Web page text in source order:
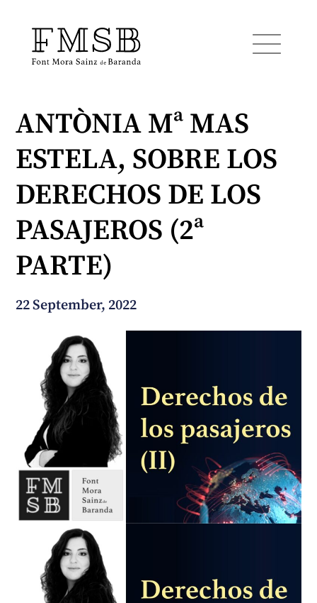
Home
Font Mora Sainz de Baranda
Services
Blog and news
How can we help you?
ANTÒNIA Mª MAS
ESTELA, SOBRE LOS
DERECHOS DE LOS
PASAJEROS (2ª
PARTE)
22 September, 2022